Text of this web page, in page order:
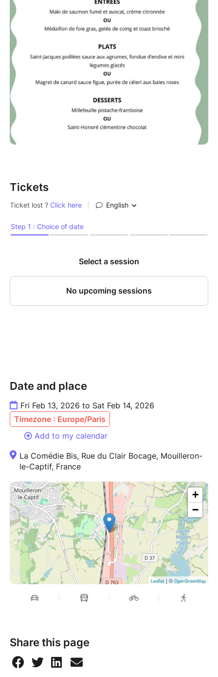
Tickets
Date and place
Fri Feb 13, 2026 to Sat Feb 14, 2026
Timezone : Europe/Paris
Add to my calendar
La Comédie Bis, Rue du Clair Bocage, Mouilleron-
le-Captif, France
+
−
Leaflet | © OpenStreetMap
Share this page